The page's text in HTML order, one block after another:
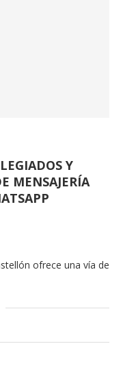
Y
MENSAJERÍA
ofrece una vía de